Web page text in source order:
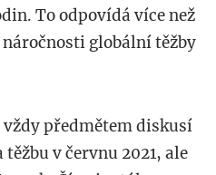
To odpovídá více než
globální těžby
předmětem diskusí
těžbu v červnu 2021, ale